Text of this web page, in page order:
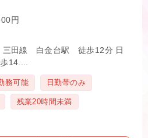
円
三田線 白金台駅 徒歩12分 日
14....
務可能 日勤帯のみ
残業20時間未満